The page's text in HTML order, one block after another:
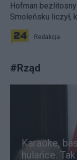
Hofman
Smoleńsku liczył,
Redakcja
#Rząd
Karaoke,
hulańce.